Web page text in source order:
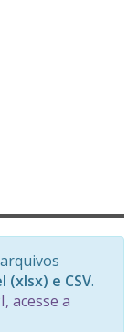
(xlsx) e CSV.
acesse a